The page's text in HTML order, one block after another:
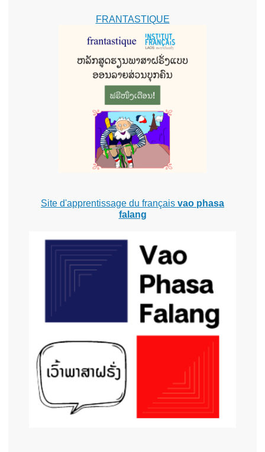
FRANTASTIQUE
Site d'apprentissage du français vao phasa
falang